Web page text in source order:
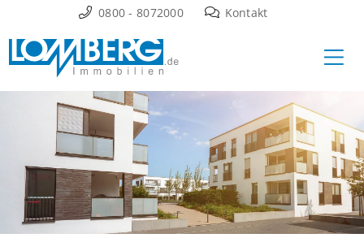
Inhalt
springen
0800 - 8072000 Kontakt